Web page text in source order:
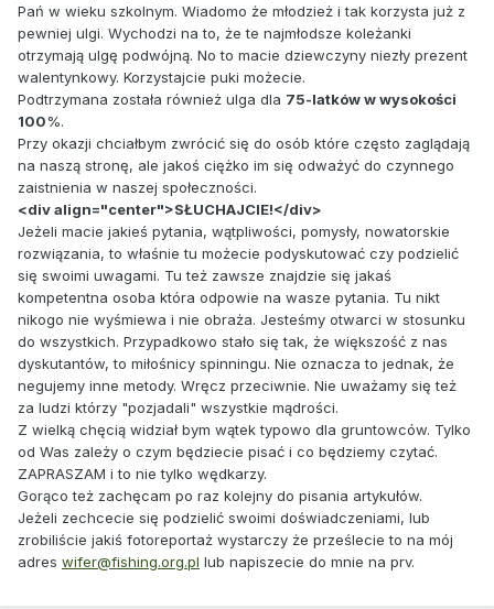
Pań w wieku szkolnym. Wiadomo że młodzież i tak korzysta już z
pewniej ulgi. Wychodzi na to, że te najmłodsze koleżanki
otrzymają ulgę podwójną. No to macie dziewczyny niezły prezent
walentynkowy. Korzystajcie puki możecie.
Podtrzymana została również ulga dla 75-latków w wysokości
100%.
Przy okazji chciałbym zwrócić się do osób które często zaglądają
na naszą stronę, ale jakoś ciężko im się odważyć do czynnego
zaistnienia w naszej społeczności.
<div align="center">SŁUCHAJCIE!</div>
Jeżeli macie jakieś pytania, wątpliwości, pomysły, nowatorskie
rozwiązania, to właśnie tu możecie podyskutować czy podzielić
się swoimi uwagami. Tu też zawsze znajdzie się jakaś
kompetentna osoba która odpowie na wasze pytania. Tu nikt
nikogo nie wyśmiewa i nie obraża. Jesteśmy otwarci w stosunku
do wszystkich. Przypadkowo stało się tak, że większość z nas
dyskutantów, to miłośnicy spinningu. Nie oznacza to jednak, że
negujemy inne metody. Wręcz przeciwnie. Nie uważamy się też
za ludzi którzy "pozjadali" wszystkie mądrości.
Z wielką chęcią widział bym wątek typowo dla gruntowców. Tylko
od Was zależy o czym będziecie pisać i co będziemy czytać.
ZAPRASZAM i to nie tylko wędkarzy.
Gorąco też zachęcam po raz kolejny do pisania artykułów.
Jeżeli zechcecie się podzielić swoimi doświadczeniami, lub
zrobiliście jakiś fotoreportaż wystarczy że prześlecie to na mój
adres wifer@fishing.org.pl lub napiszecie do mnie na prv.